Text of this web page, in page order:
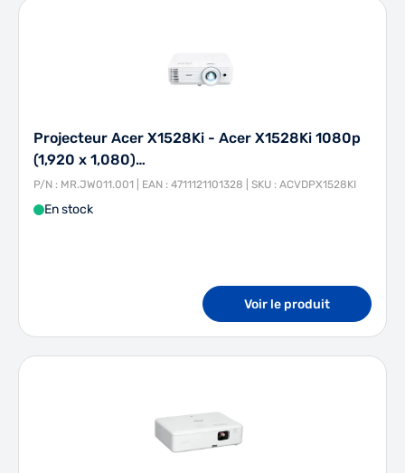
Projecteur Acer X1528Ki - Acer X1528Ki 1080p
(1,920 x 1,080)…
P/N : MR.JW011.001 | EAN : 4711121101328 | SKU : ACVDPX1528KI
En stock
Voir le produit